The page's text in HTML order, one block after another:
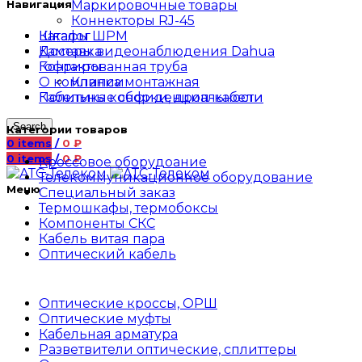
Маркировочные товары
Коннекторы RJ-45
Шкафы ШРМ
Камеры видеонаблюдения Dahua
Гофрированная труба
Клипса монтажная
Кабельные сборки, дроп-кабели
Search
0 items / 0 ₽
0 items / 0₽
Меню
Навигация
Каталог
Доставка
Контакты
О компании
Политика конфиденциальности
Категории товаров
Кроссовое оборудоание
Телекоммуникационное оборудование
Специальный заказ
Термошкафы, термобоксы
Компоненты СКС
Кабель витая пара
Оптический кабель
Оптические кроссы, ОРШ
Оптические муфты
Кабельная арматура
Разветвители оптические, сплиттеры